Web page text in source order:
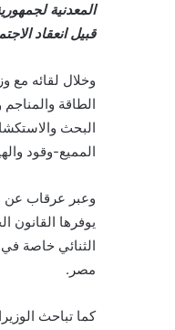
المعدنية
قبيل انعقاد الاجتماع الـ13 لمجلس وزراء منظمة الأقطار العربية المصدرة للبترول
وخلال لقائه مع
الطاقة
البحث
المميع-وقود
وعبر عرقاب عن
يوفرها القانون
الثنائي خاصة
مصر.
كما تباحث